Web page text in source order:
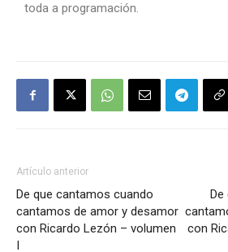
toda a programación.
Artículo anterior
De que cantamos cuando
cantamos de amor y desamor
con Ricardo Lezón – volumen
con